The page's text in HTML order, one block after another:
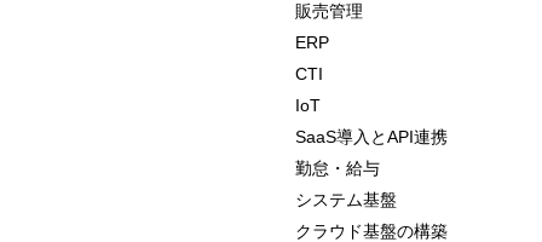
販売管理
ERP
CTI
IoT
SaaS導入とAPI連携
勤怠・給与
システム基盤
クラウド基盤の構築